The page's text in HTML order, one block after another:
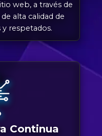
web, a través de
alta calidad de
respetados.
Continua